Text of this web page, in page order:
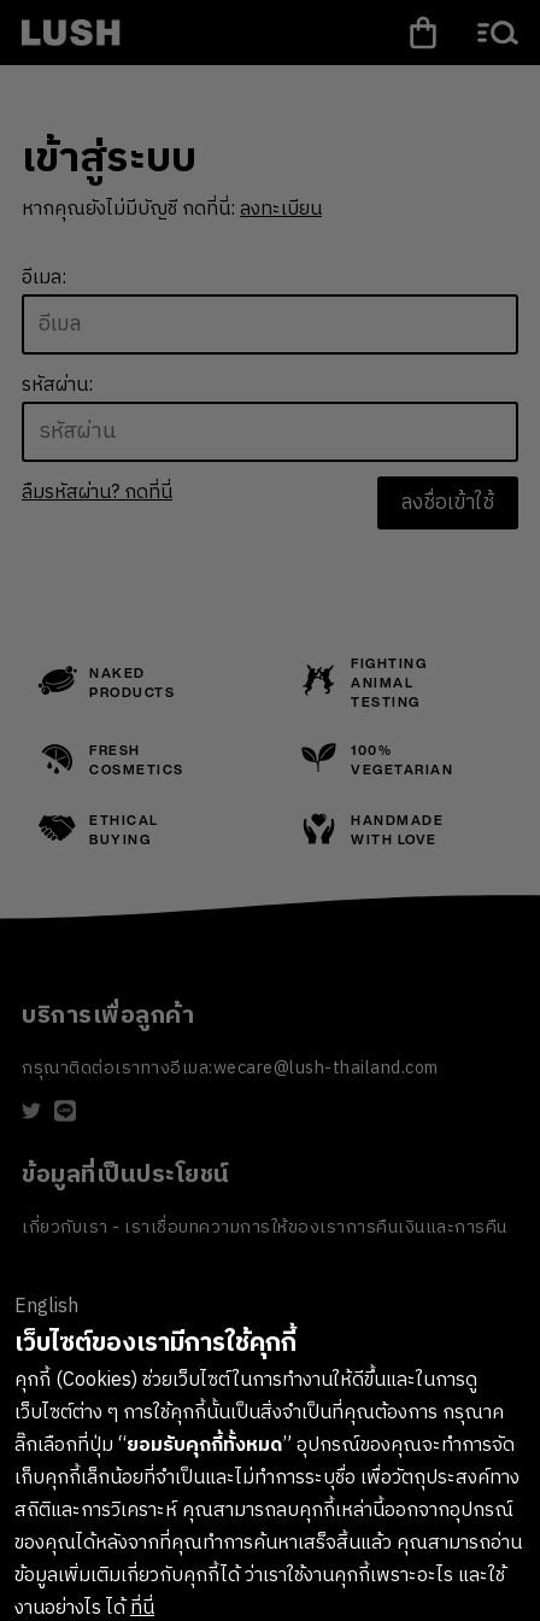
เข้าสู่ระบบ
หากคุณยังไม่มีบัญชี กดที่นี่:ลงทะเบียน
อีเมล:
รหัสผ่าน:
ลืมรหัสผ่าน? กดที่นี่ ลงชื่อเข้าใช้
NAKED
PRODUCTS
FIGHTING
ANIMAL
TESTING
FRESH
COSMETICS
100%
VEGETARIAN
ETHICAL
BUYING
HANDMADE
WITH LOVE
บริการเพื่อลูกค้า
กรุณาติดต่อเราทางอีเมล:wecare@lush-thailand.com
ข้อมูลที่เป็นประโยชน์
เกี่ยวกับเรา - เราเชื่อบทความการให้ของเราการคืนเงินและการคืน
ช่องทางการชำระเงิน
ลงทะเบียนรับข่าวสารจาก LUSH
เกาะติดทุกการอัพเดทสินค้าใหม่ๆ กิจกรรมต่างๆและอื่นๆอีกมากมาย
ทางบริษัทจะไม่เปิดเผยหรือเผยแพร่ข้อมูลส่วนตัวของคุณให้แก่
บุคคลที่สาม และคุณสามารถกดยกเลิกรับข่าวสารได้ทุกเมื่อ
English
เว็บไซต์ของเรามีการใช้คุกกี้
คุกกี้ (Cookies) ช่วยเว็บไซต์ในการทำงานให้ดีขึ้นและในการดู
เว็บไซต์ต่าง ๆ การใช้คุกกี้นั้นเป็นสิ่งจำเป็นที่คุณต้องการ กรุณาค
ลิ๊กเลือกที่ปุ่ม “ยอมรับคุกกี้ทั้งหมด” อุปกรณ์ของคุณจะทำการจัด
เก็บคุกกี้เล็กน้อยที่จำเป็นและไม่ทำการระบุชื่อ เพื่อวัตถุประสงค์ทาง
สถิติและการวิเคราะห์ คุณสามารถลบคุกกี้เหล่านี้ออกจากอุปกรณ์
ของคุณได้หลังจากที่คุณทำการค้นหาเสร็จสิ้นแล้ว คุณสามารถอ่าน
ข้อมูลเพิ่มเติมเกี่ยวกับคุกกี้ได้ ว่าเราใช้งานคุกกี้เพราะอะไร และใช้
งานอย่างไร ได้ที่นี่